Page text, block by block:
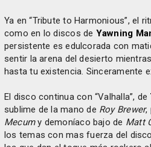
Ya en “Tribute to Harmonious”, el
como en lo discos de Yawning
persistente es edulcorada con
sentir la arena del desierto
hasta tu existencia. Sinceramente
El disco continua con “Valhalla”, de
sublime de la mano de Roy Brewer,
Mecumy demoníaco bajo de Matt
los temas con mas fuerza del